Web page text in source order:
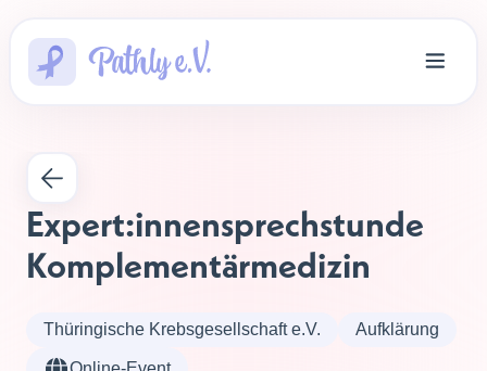
Expert:innensprechstunde
Komplementärmedizin
Thüringische Krebsgesellschaft e.V. Aufklärung